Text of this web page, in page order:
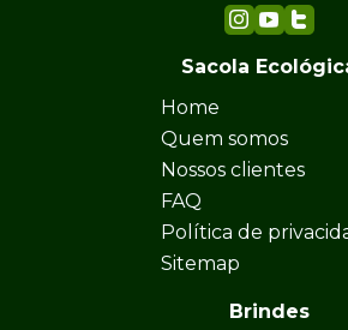
Sacola
Home
Quem somos
Nossos clientes
FAQ
Política de
Sitemap
Brindes